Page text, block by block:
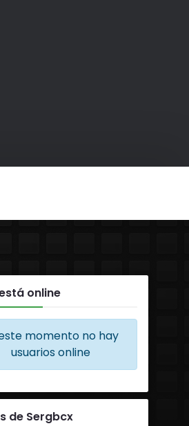
online
momento no hay
usuarios online
de Sergbcx